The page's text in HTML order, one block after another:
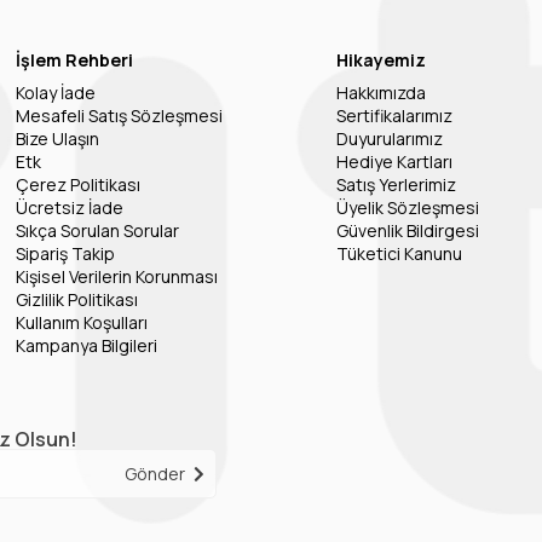
İşlem Rehberi
Kolay İade
Mesafeli Satış Sözleşmesi
Bize Ulaşın
Etk
Çerez Politikası
Ücretsiz İade
Sıkça Sorulan Sorular
Sipariş Takip
Kişisel Verilerin Korunması
Gizlilik Politikası
Kullanım Koşulları
Kampanya Bilgileri
Hikayemiz
Hakkımızda
Sertifikalarımız
Duyurularımız
Hediye Kartları
Satış Yerlerimiz
Üyelik Sözleşmesi
Güvenlik Bildirgesi
Tüketici Kanunu
Olsun!
Gönder